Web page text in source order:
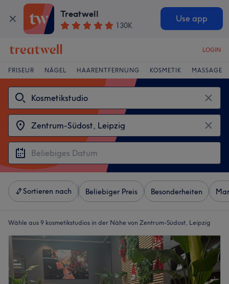
Treatwell
130K
Use app
LOGIN
FRISEUR NÄGEL HAARENTFERNUNG KOSMETIK MASSAGE
Sortieren nach Beliebiger Preis Besonderheiten
Wähle aus 9 kosmetikstudios in der Nähe von Zentrum-Südost, Leipzig